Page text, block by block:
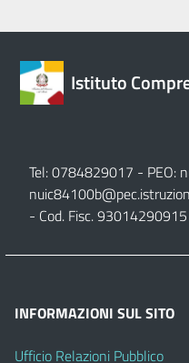
Istituto
Tel: 0784829017 - PEO:
- Cod. Fisc. 93014290915
INFORMAZIONI SUL SITO
Ufficio Relazioni Pubblico